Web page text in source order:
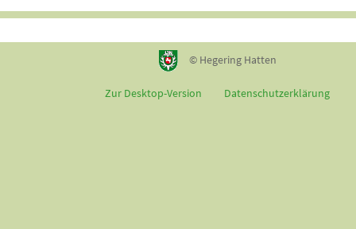
© Hegering Hatten
Zur Desktop-Version Datenschutzerklärung